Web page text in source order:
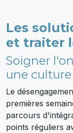
Les
et traiter
Soigner
une
Le
premières
parcours
points réguliers